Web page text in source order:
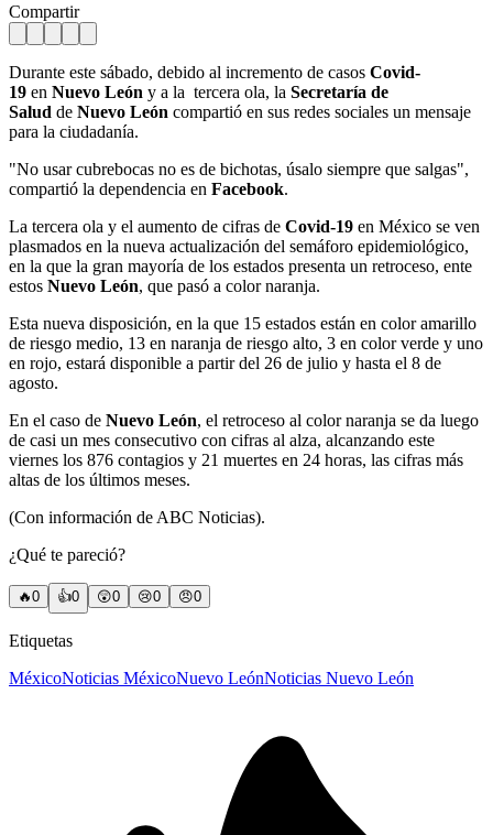
Compartir
Durante este sábado, debido al incremento de casos Covid-
19 en Nuevo León y a la tercera ola, la Secretaría de
Salud de Nuevo León compartió en sus redes sociales un mensaje
para la ciudadanía.
"No usar cubrebocas no es de bichotas, úsalo siempre que salgas",
compartió la dependencia en Facebook.
La tercera ola y el aumento de cifras de Covid-19 en México se ven
plasmados en la nueva actualización del semáforo epidemiológico,
en la que la gran mayoría de los estados presenta un retroceso, ente
estos Nuevo León, que pasó a color naranja.
Esta nueva disposición, en la que 15 estados están en color amarillo
de riesgo medio, 13 en naranja de riesgo alto, 3 en color verde y uno
en rojo, estará disponible a partir del 26 de julio y hasta el 8 de
agosto.
En el caso de Nuevo León, el retroceso al color naranja se da luego
de casi un mes consecutivo con cifras al alza, alcanzando este
viernes los 876 contagios y 21 muertes en 24 horas, las cifras más
altas de los últimos meses.
(Con información de ABC Noticias).
¿Qué te pareció?
🔥0 👍0 😲0 😢0 😠0
Etiquetas
MéxicoNoticias MéxicoNuevo LeónNoticias Nuevo León